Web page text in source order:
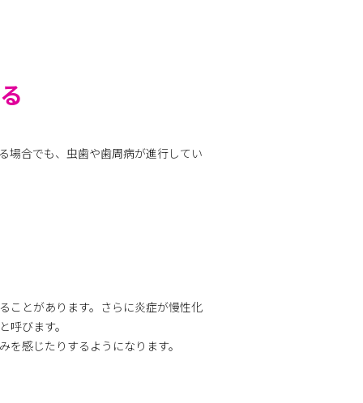
場合でも、虫歯や歯周病が進行してい
ことがあります。さらに炎症が慢性化
びます。
感じたりするようになります。